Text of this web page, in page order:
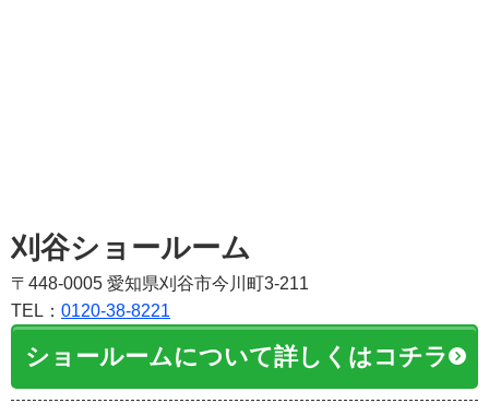
刈谷ショールーム
〒448-0005 愛知県刈谷市今川町3-211
TEL： 0120-38-8221
ショールームについて詳しくはコチラ